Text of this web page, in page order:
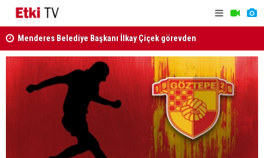
uzaklaştırıldı
Van ve Afyonkarahisar'daki 2 faili meçhul cinayet
aydınlatıldı
kabul